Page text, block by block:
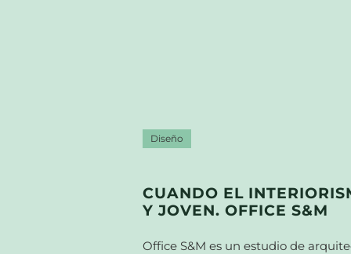
Diseño
CUANDO EL
Y JOVEN. OFFICE S&M
Office S&M es un estudio de